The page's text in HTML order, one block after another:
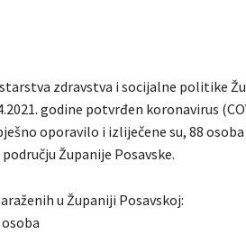
zdravstva i socijalne politike
godine potvrđen koronavirus
oporavilo i izliječene su, 88
Županije Posavske.
u Županiji Posavskoj: